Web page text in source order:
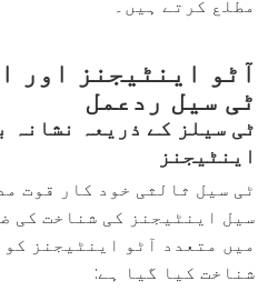
مطلع کرتے ہیں۔
آٹو اینٹیجنز اور
ٹی سیل ردعمل
ٹی سیلز کے ذریعہ نشانہ
اینٹیجنز
میں متعدد آٹو اینٹیجنز کو
شناخت کیا گیا ہے: